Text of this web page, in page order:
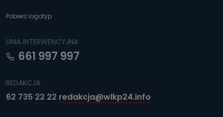
Pobierz logotyp
LINIA INTERWENCYJNA
661 997 997
REDAKCJA
62 735 22 22 redakcja@wlkp24.info